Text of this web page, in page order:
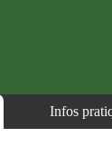
Infos